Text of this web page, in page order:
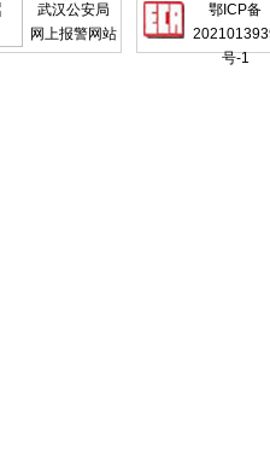
武汉公安局
网上报警网站
鄂ICP备
号-1